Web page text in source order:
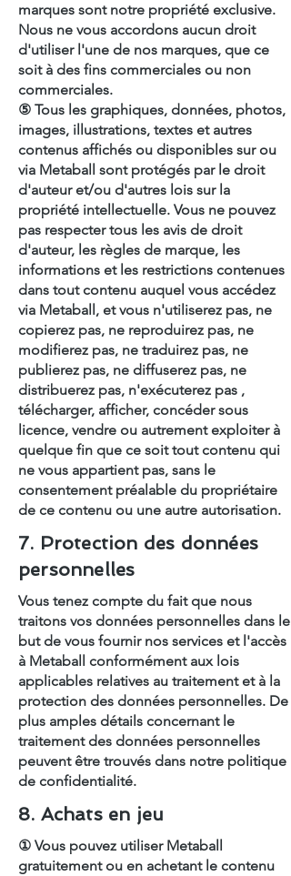
marques sont notre propriété exclusive.
Nous ne vous accordons aucun droit
d'utiliser l'une de nos marques, que ce
soit à des fins commerciales ou non
commerciales.
⑤ Tous les graphiques, données, photos,
images, illustrations, textes et autres
contenus affichés ou disponibles sur ou
via Metaball sont protégés par le droit
d'auteur et/ou d'autres lois sur la
propriété intellectuelle. Vous ne pouvez
pas respecter tous les avis de droit
d'auteur, les règles de marque, les
informations et les restrictions contenues
dans tout contenu auquel vous accédez
via Metaball, et vous n'utiliserez pas, ne
copierez pas, ne reproduirez pas, ne
modifierez pas, ne traduirez pas, ne
publierez pas, ne diffuserez pas, ne
distribuerez pas, n'exécuterez pas ,
télécharger, afficher, concéder sous
licence, vendre ou autrement exploiter à
quelque fin que ce soit tout contenu qui
ne vous appartient pas, sans le
consentement préalable du propriétaire
de ce contenu ou une autre autorisation.
7. Protection des données
personnelles
Vous tenez compte du fait que nous
traitons vos données personnelles dans le
but de vous fournir nos services et l'accès
à Metaball conformément aux lois
applicables relatives au traitement et à la
protection des données personnelles. De
plus amples détails concernant le
traitement des données personnelles
peuvent être trouvés dans notre politique
de confidentialité.
8. Achats en jeu
① Vous pouvez utiliser Metaball
gratuitement ou en achetant le contenu